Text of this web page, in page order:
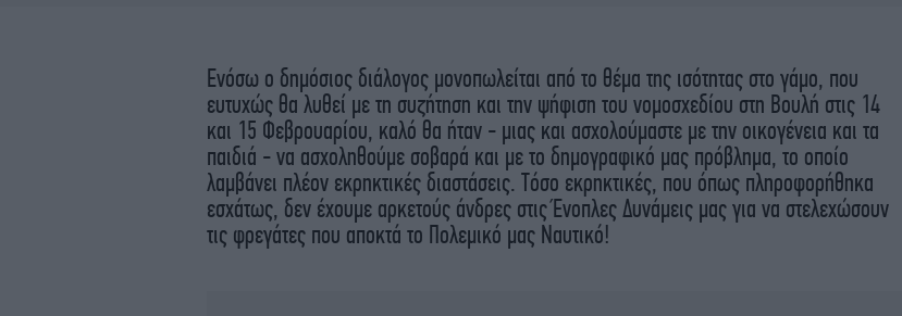
Ενόσω ο δημόσιος διάλογος μονοπωλείται από το θέμα της ισότητας στο γάμο, που
ευτυχώς θα λυθεί με τη συζήτηση και την ψήφιση του νομοσχεδίου στη Βουλή στις 14
και 15 Φεβρουαρίου, καλό θα ήταν - μιας και ασχολούμαστε με την οικογένεια και τα
παιδιά - να ασχοληθούμε σοβαρά και με το δημογραφικό μας πρόβλημα, το οποίο
λαμβάνει πλέον εκρηκτικές διαστάσεις. Τόσο εκρηκτικές, που όπως πληροφορήθηκα
εσχάτως, δεν έχουμε αρκετούς άνδρες στις Ένοπλες Δυνάμεις μας για να στελεχώσουν
τις φρεγάτες που αποκτά το Πολεμικό μας Ναυτικό!